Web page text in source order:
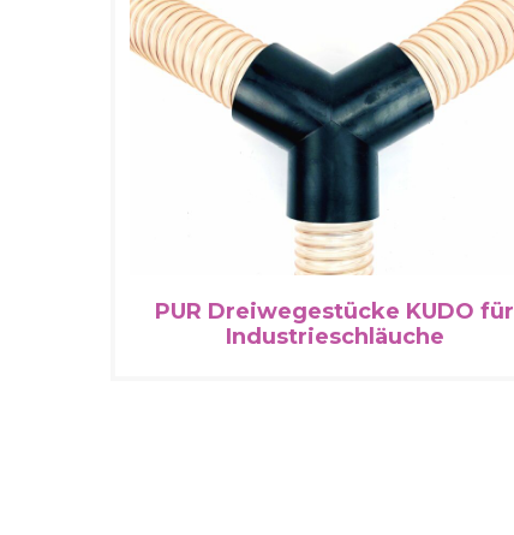
PUR Dreiwegestücke KUDO für
Industrieschläuche